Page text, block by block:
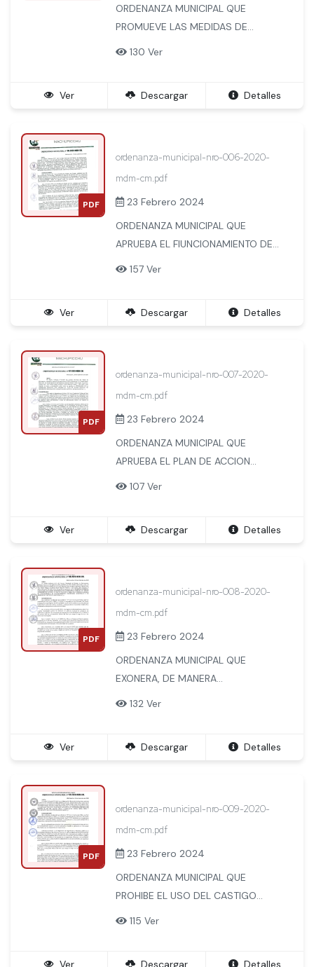
ORDENANZA MUNICIPAL QUE
PROMUEVE LAS MEDIDAS DE
COVID-19 EN MERCADOS, FERIAS Y
MACHUPICCHU
130 Ver
Ver Descargar Detalles
PDF
ordenanza-municipal-nro-006-2020-
mdm-cm.pdf
23 Febrero 2024
ORDENANZA MUNICIPAL QUE
APRUEBA EL FIUNCIONAMIENTO DEL
CORONA VIRUS (COVID 19) Y
ECONOMICOS DEL DISTRITO DE
MACHUPICCHU
157 Ver
Ver Descargar Detalles
PDF
ordenanza-municipal-nro-007-2020-
mdm-cm.pdf
23 Febrero 2024
ORDENANZA MUNICIPAL QUE
APRUEBA EL PLAN DE ACCION
107 Ver
Ver Descargar Detalles
PDF
ordenanza-municipal-nro-008-2020-
mdm-cm.pdf
23 Febrero 2024
ORDENANZA MUNICIPAL QUE
EXONERA, DE MANERA
PAGO EN EL DERECHO DE TRAMITE
INDUSTRIALES Y DE SERVICIOS DEL
DISTRITO DE MACHUPICCHU.
132 Ver
Ver Descargar Detalles
PDF
ordenanza-municipal-nro-009-2020-
mdm-cm.pdf
23 Febrero 2024
ORDENANZA MUNICIPAL QUE
PROHIBE EL USO DEL CASTIGO
115 Ver
Ver Descargar Detalles